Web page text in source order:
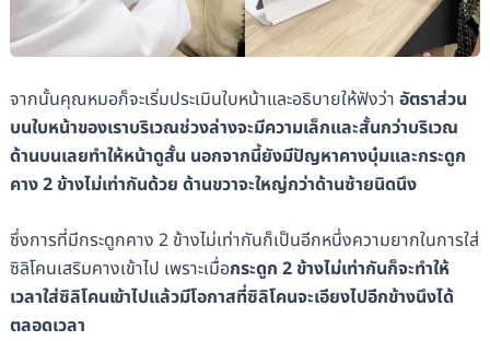
จากนั้นคุณหมอก็จะเริ่มประเมินใบหน้าและอธิบายให้ฟังว่า อัตราส่วน
บนใบหน้าของเราบริเวณช่วงล่างจะมีความเล็กและสั้นกว่าบริเวณ
ด้านบนเลยทำให้หน้าดูสั้น นอกจากนี้ยังมีปัญหาคางบุ๋มและกระดูก
คาง 2 ข้างไม่เท่ากันด้วย ด้านขวาจะใหญ่กว่าด้านซ้ายนิดนึง
ซึ่งการที่มีกระดูกคาง 2 ข้างไม่เท่ากันก็เป็นอีกหนึ่งความยากในการใส่
ซิลิโคนเสริมคางเข้าไป เพราะเมื่อกระดูก 2 ข้างไม่เท่ากันก็จะทำให้
เวลาใส่ซิลิโคนเข้าไปแล้วมีโอกาสที่ซิลิโคนจะเอียงไปอีกข้างนึงได้
ตลอดเวลา